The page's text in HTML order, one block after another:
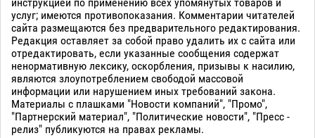
инструкцией по применению всех упомянутых товаров и
услуг; имеются противопоказания. Комментарии читателей
сайта размещаются без предварительного редактирования.
Редакция оставляет за собой право удалить их с сайта или
отредактировать, если указанные сообщения содержат
ненормативную лексику, оскорбления, призывы к насилию,
являются злоупотреблением свободой массовой
информации или нарушением иных требований закона.
Материалы с плашками "Новости компаний", "Промо",
"Партнерский материал", "Политические новости", "Пресс -
релиз" публикуются на правах рекламы.